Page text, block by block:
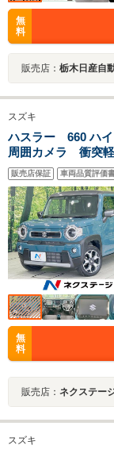
無
料
販売店： 栃木日産自
スズキ
ハスラー 660 ハ
周囲カメラ 衝突
ETC 2トーンカ
ナーセンサー レ
ド オートライト/エ
販売店保証 車両品質評価
無
料
販売店： ネクステー
スズキ